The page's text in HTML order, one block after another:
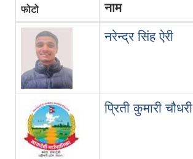
फोटो नाम
नरेन्द्र सिंह ऐरी
प्रिती कुमारी चौधरी